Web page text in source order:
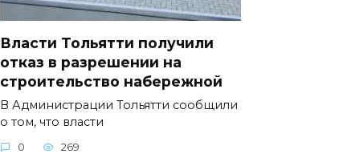
Власти Тольятти получили
отказ в разрешении на
строительство набережной
В Администрации Тольятти сообщили
о том, что власти
0 269